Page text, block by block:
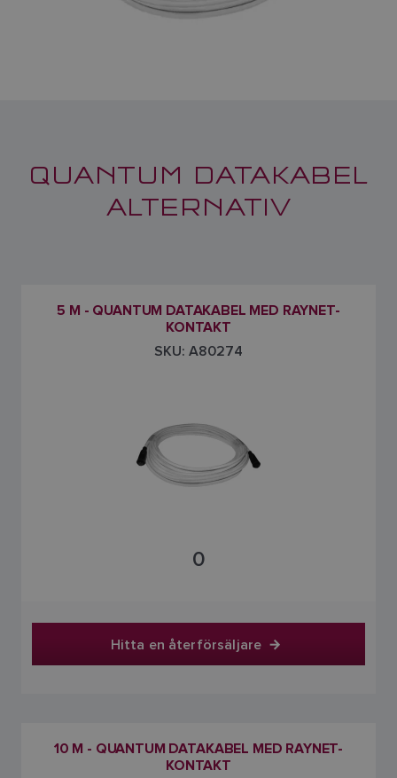
QUANTUM DATAKABEL
ALTERNATIV
5 M - QUANTUM DATAKABEL MED RAYNET-
KONTAKT
SKU: A80274
0
Hitta en återförsäljare
10 M - QUANTUM DATAKABEL MED RAYNET-
KONTAKT